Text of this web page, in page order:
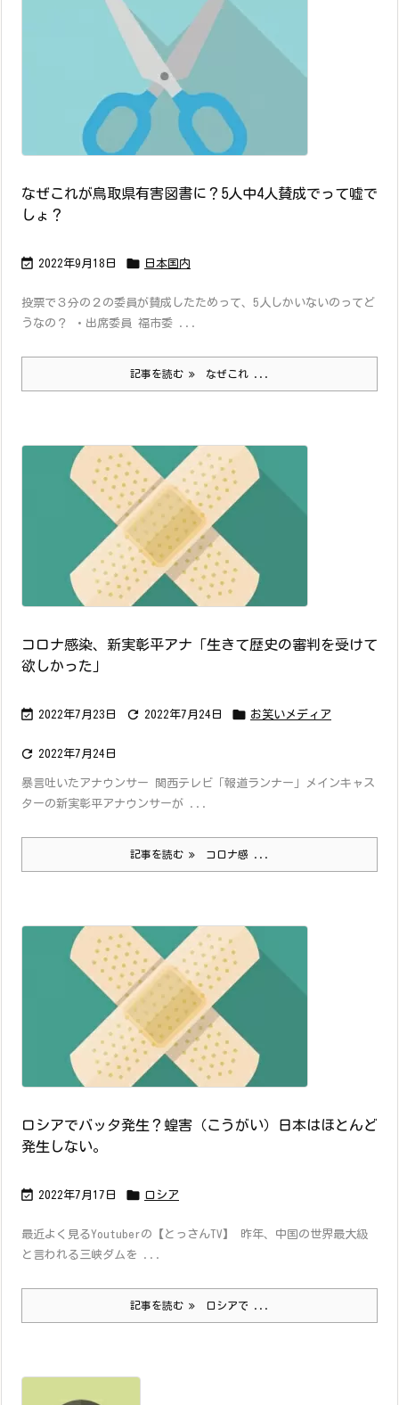
なぜこれが鳥取県有害図書に？5人中4人賛成でって嘘で
しょ？
 2022年9月18日  日本国内
投票で３分の２の委員が賛成したためって、5人しかいないのってど
うなの？ ・出席委員 福市委 ...
記事を読む なぜこれ ...
コロナ感染、新実彰平アナ「生きて歴史の審判を受けて
欲しかった」
 2022年7月23日  2022年7月24日  お笑いメディア
 2022年7月24日
暴言吐いたアナウンサー 関西テレビ「報道ランナー」メインキャス
ターの新実彰平アナウンサーが ...
記事を読む コロナ感 ...
ロシアでバッタ発生？蝗害（こうがい）日本はほとんど
発生しない。
 2022年7月17日  ロシア
最近よく見るYoutuberの【とっさんTV】 昨年、中国の世界最大級
と言われる三峡ダムを ...
記事を読む ロシアで ...